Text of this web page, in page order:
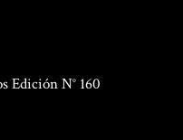
Edición N° 160